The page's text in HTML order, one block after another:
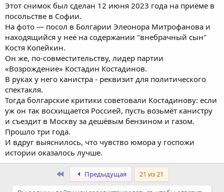
Этот снимок был сделан 12 июня 2023 года на приёме в
посольстве в Софии.
На фото — посол в Болгарии Элеонора Митрофанова и
находящийся у неё на содержании "внебрачный сын"
Костя Копейкин.
Он же, по-совместительству, лидер партии
«Возрождение» Костадин Костадинов.
В руках у него канистра - реквизит для политического
спектакля.
Тогда болгарские критики советовали Костадинову: если
уж он так восхищается Россией, пусть возьмёт канистру
и съездит в Москву за дешёвым бензином и газом.
Прошло три года.
И вдруг выяснилось, что чувство юмора у госпожи
истории оказалось лучше.
ПервыйПредыдущая 21 из 21